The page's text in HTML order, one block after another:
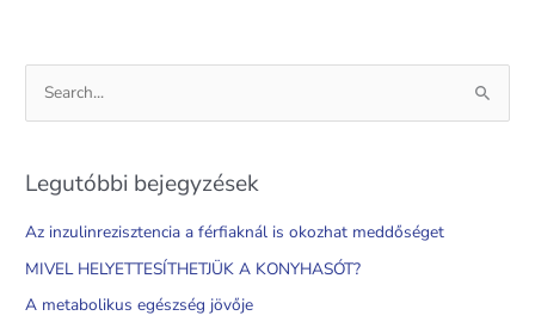
e
r
c
Legutóbbi bejegyzések
Az inzulinrezisztencia a férfiaknál is okozhat meddőséget
MIVEL HELYETTESÍTHETJÜK A KONYHASÓT?
A metabolikus egészség jövője